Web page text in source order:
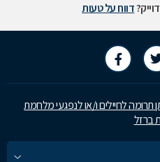
דווח על טעות
תרומה לחיילים ו/או לנפגעי מלחמת
ברזל